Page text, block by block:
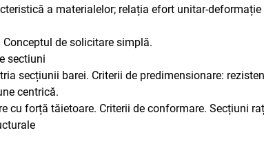
a materialelor; relația efort unitar-
de solicitare simplă.
sectiuni
secțiunii barei. Criterii de predimensionare:
centrică.
cu forță tăietoare. Criterii de conformare. Secțiuni